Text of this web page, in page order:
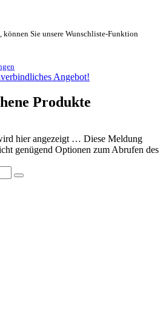
können Sie unsere Wunschliste-Funktion
Angebot!
Produkte
hier angezeigt … Diese Meldung
genügend Optionen zum Abrufen des